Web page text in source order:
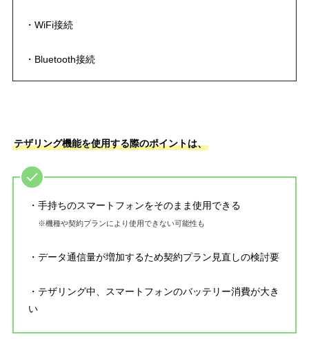
・WiFi接続
・Bluetooth接続
テザリング機能を使用する際のポイントは、
・手持ちのスマートフォンをそのまま使用できる
※機種や契約プランにより使用できない可能性も
・データ通信量が増加するため契約プラン見直しの検討要
・テザリング中、スマートフォンのバッテリー消費が大き
い